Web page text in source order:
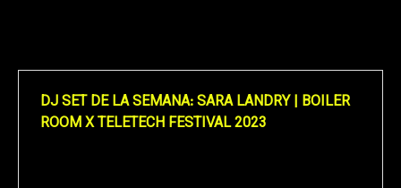
DJ SET DE LA SEMANA: SARA LANDRY | BOILER
ROOM X TELETECH FESTIVAL 2023